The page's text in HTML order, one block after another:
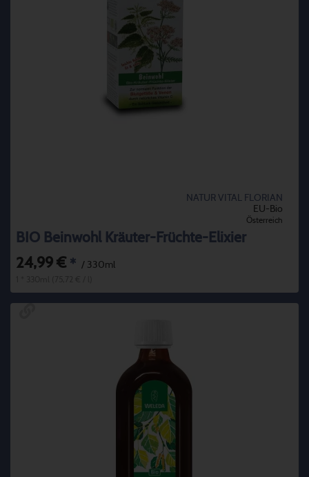
NATUR VITAL FLORIAN
EU-Bio
Österreich
BIO Beinwohl Kräuter-Früchte-Elixier
24,99 € * / 330ml